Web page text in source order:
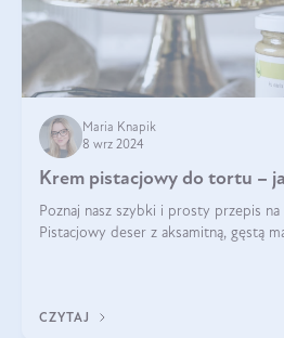
Maria Knapik
8 wrz 2024
Krem pistacjowy do tortu –
Poznaj nasz szybki i prosty przepis
Pistacjowy deser z aksamitną, gęstą
CZYTAJ